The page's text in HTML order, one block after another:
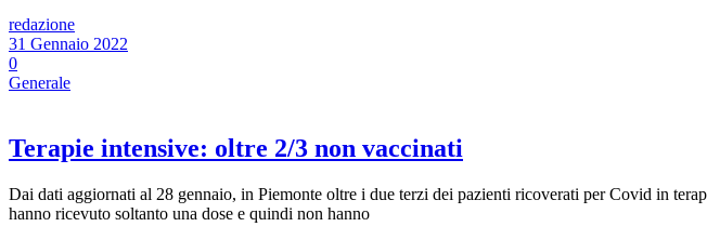
redazione
31 Gennaio 2022
0
Generale
Terapie intensive: oltre 2/3 non vaccinati
Dai dati aggiornati al 28 gennaio, in Piemonte oltre i due terzi dei pazienti ricoverati per Covid in
hanno ricevuto soltanto una dose e quindi non hanno